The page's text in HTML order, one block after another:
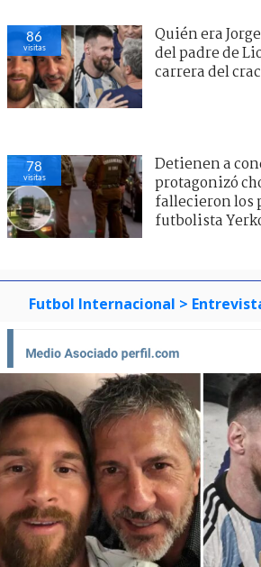
86
visitas
Quién era
del padre de
carrera del
78
visitas
Detienen a
protagonizó
fallecieron los
futbolista
Futbol Internacional >